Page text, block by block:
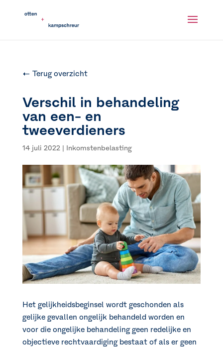
← Terug overzicht
Verschil in behandeling
van een- en
tweeverdieners
14 juli 2022| Inkomstenbelasting
Het gelijkheidsbeginsel wordt geschonden als
gelijke gevallen ongelijk behandeld worden en
voor die ongelijke behandeling geen redelijke en
objectieve rechtvaardiging bestaat of als er geen